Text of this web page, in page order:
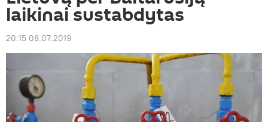
laikinai sustabdytas
20:15 08.07.2019